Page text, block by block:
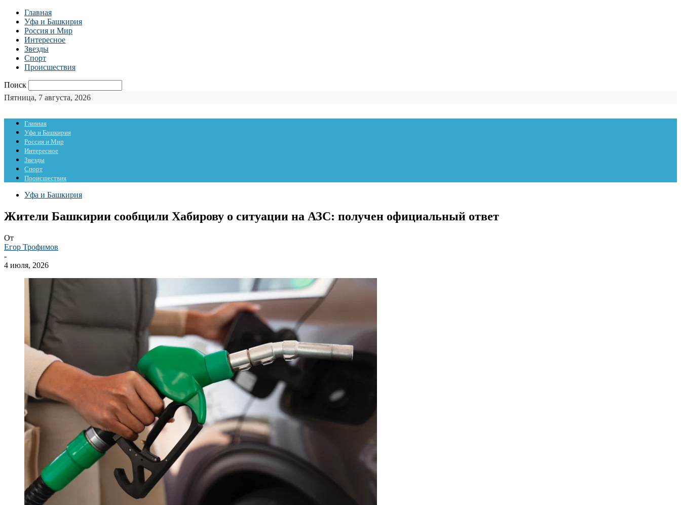
Главная
Уфа и Башкирия
Россия и Мир
Интересное
Звезды
Спорт
Происшествия
Поиск
Пятница, 7 августа, 2026
Главная
Уфа и Башкирия
Россия и Мир
Интересное
Звезды
Спорт
Происшествия
Уфа и Башкирия
Жители Башкирии сообщили Хабирову о ситуации на АЗС: получен официальный ответ
От
Егор Трофимов
-
4 июля, 2026